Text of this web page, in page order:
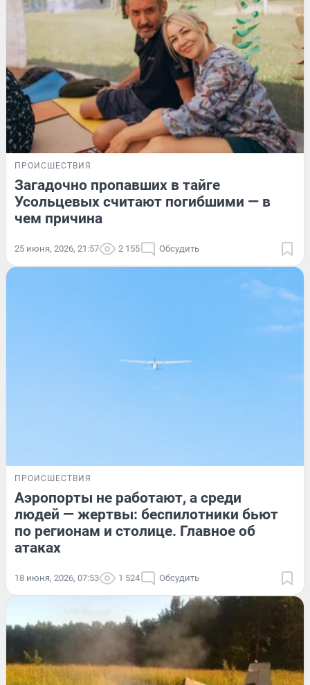
ПРОИСШЕСТВИЯ
Загадочно пропавших в тайге
Усольцевых считают погибшими — в
чем причина
25 июня, 2026, 21:57 2 155 Обсудить
ПРОИСШЕСТВИЯ
Аэропорты не работают, а среди
людей — жертвы: беспилотники бьют
по регионам и столице. Главное об
атаках
18 июня, 2026, 07:53 1 524 Обсудить